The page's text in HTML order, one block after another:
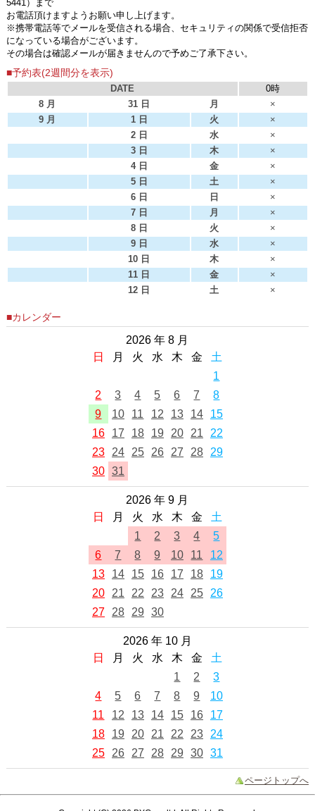
5441）まで
お電話頂けますようお願い申し上げます。
※携帯電話等でメールを受信される場合、セキュリティの関係で受信拒否
になっている場合がございます。
その場合は確認メールが届きませんので予めご了承下さい。
■予約表(2週間分を表示)
DATE
0時
8 月
31 日 月
×
9 月
1 日 火
×
2 日
水
×
3 日
木
×
4 日
金
×
5 日
土
×
6 日
日
×
7 日
月
×
8 日
火
×
9 日
水
×
10 日
木
×
11 日
金
×
12 日
土 ×
■カレンダー
2026 年 8 月
日
月 火 水 木 金
土
1
2
3 4 5 6 7
8
9
10 11 12 13 14
15
16
17 18 19 20 21
22
23
24 25 26 27 28
29
30 31
2026 年 9 月
日
月 火 水 木 金
土
1
2 3 4
5
6
7 8 9 10 11
12
13
14 15 16 17 18
19
20
21 22 23 24 25
26
27
28 29 30
2026 年 10 月
日
月 火 水 木 金
土
1
2
3
4
5 6 7 8 9
10
11
12 13 14 15 16
17
18
19 20 21 22 23
24
25
26 27 28 29 30 31
ページトップへ